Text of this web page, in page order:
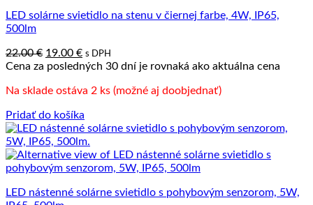
LED solárne svietidlo na stenu v čiernej farbe, 4W, IP65,
500lm
22.00€ Pôvodná
cena
22.00 €.
19.00 €Aktuálna
cena
19.00 €.
s DPH
Cena za posledných 30 dní je rovnaká ako aktuálna cena
Na sklade ostáva 2 ks (možné aj doobjednať)
Pridať do košíka
LED nástenné solárne svietidlo s pohybovým senzorom, 5W,